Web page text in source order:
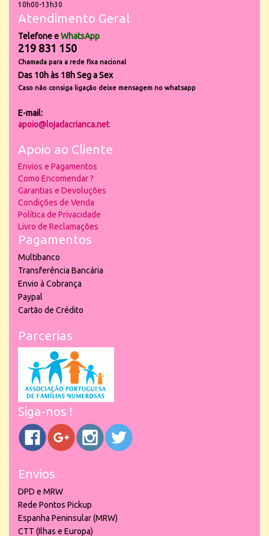
10h00-13h30
Atendimento Geral
Telefone eWhatsApp
219 831 150
Chamada para a rede fixa nacional
Das 10h às 18h Seg a Sex
Caso não consiga ligação deixe mensagem no whatsapp
E-mail:
apoio@lojadacrianca.net
Apoio ao Cliente
Envios e Pagamentos
Como Encomendar ?
Garantias e Devoluções
Condições de Venda
Política de Privacidade
Livro de Reclamações
Pagamentos
Multibanco
Transferência Bancária
Envio à Cobrança
Paypal
Cartão de Crédito
Parcerias
Siga-nos !
Envios
DPD e MRW
Rede Pontos Pickup
Espanha Peninsular (MRW)
CTT (Ilhas e Europa)